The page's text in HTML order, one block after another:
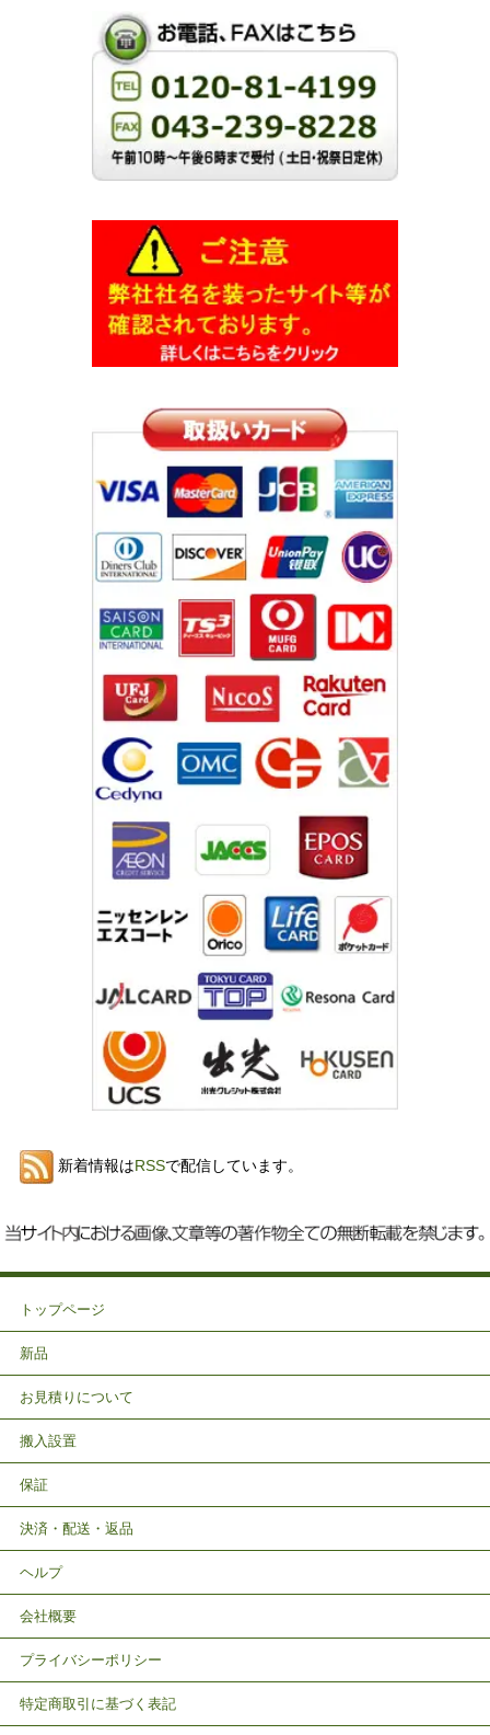
新着情報はRSSで配信しています。
トップページ
新品
お見積りについて
搬入設置
保証
決済・配送・返品
ヘルプ
会社概要
プライバシーポリシー
特定商取引に基づく表記